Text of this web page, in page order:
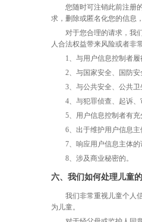
您随时可注销此前注册
求，删除或匿名化您的信息
对于您合理的请求，我
人合法权益带来风险或者非
1、与用户信息控制者
2、与国家安全、国防安
3、与公共安全、公共
4、与犯罪侦查、起诉
5、用户信息控制者有
6、出于维护用户信息
7、响应用户信息主体
8、涉及商业秘密的。
六、我们如何处理儿童
我们非常重视儿童个人
为儿童。